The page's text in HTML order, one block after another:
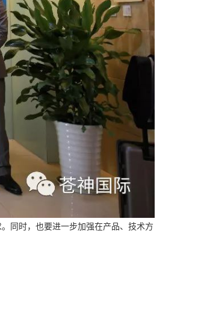
同时，也要进一步加强在产品、技术方